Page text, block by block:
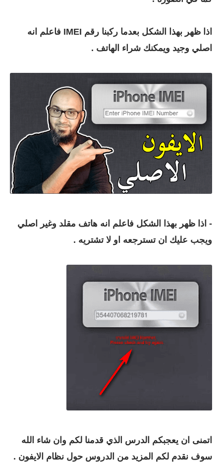
اذا ظهر بهذا الشكل بعدما ركبنا رقم IMEI فاعلم انه
اصلي وجيد ويمكنك شراء الهاتف .
- اذا ظهر بهذا الشكل فاعلم انه هاتف مقلد وغير اصلي
ويجب عليك ان تسترجعه او لا تشتريه .
اتمنى ان يعجبكم الدرس الذي قدمنا لكم وان شاء الله
سوف نقدم لكم المزيد من الدروس حول نظام الايفون .